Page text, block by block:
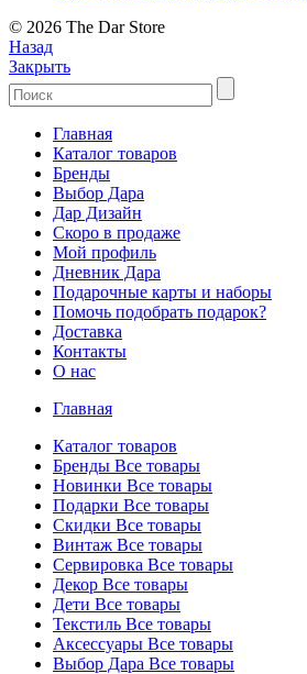
© 2026 The Dar Store
Назад
Закрыть
Главная
Каталог товаров
Бренды
Выбор Дара
Дар Дизайн
Скоро в продаже
Мой профиль
Дневник Дара
Подарочные карты и наборы
Помочь подобрать подарок?
Доставка
Контакты
О нас
Главная
Каталог товаров
Бренды Все товары
Новинки Все товары
Подарки Все товары
Скидки Все товары
Винтаж Все товары
Сервировка Все товары
Декор Все товары
Дети Все товары
Текстиль Все товары
Аксессуары Все товары
Выбор Дара Все товары